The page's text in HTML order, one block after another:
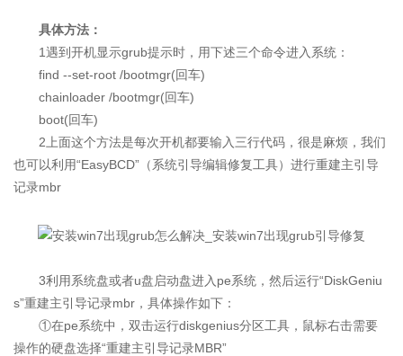
具体方法：
1遇到开机显示grub提示时，用下述三个命令进入系统：
find --set-root /bootmgr(回车)
chainloader /bootmgr(回车)
boot(回车)
2上面这个方法是每次开机都要输入三行代码，很是麻烦，我们
也可以利用“EasyBCD”（系统引导编辑修复工具）进行重建主引导
记录mbr
3利用系统盘或者u盘启动盘进入pe系统，然后运行“DiskGeniu
s”重建主引导记录mbr，具体操作如下：
①在pe系统中，双击运行diskgenius分区工具，鼠标右击需要
操作的硬盘选择“重建主引导记录MBR”